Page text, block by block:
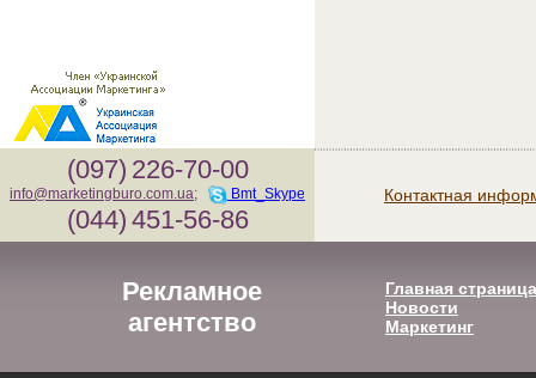
(097) 226-70-00
info@marketingburo.com.ua; Bmt_Skype
(044) 451-56-86
Контактная
Рекламное
агентство
Главная страница
Новости
Маркетинг